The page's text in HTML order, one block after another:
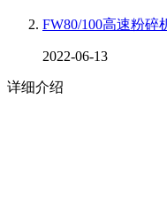
FW80/100高速粉碎
2022-06-13
详细介绍